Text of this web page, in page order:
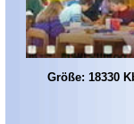
Größe: 18330